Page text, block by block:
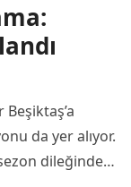
belirtildi. Hyundai
da yer alıyor.
dileğinde